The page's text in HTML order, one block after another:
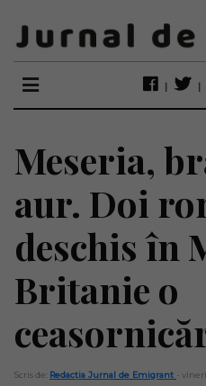
Meseria,
aur. Doi
deschis în
Britanie o
Scris de: Redacția Jurnal de Emigrant -